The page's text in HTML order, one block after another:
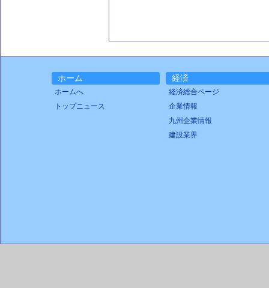
ホーム
ホームへ
トップニュース
経済
経済総合ページ
企業情報
九州企業情報
建設業界